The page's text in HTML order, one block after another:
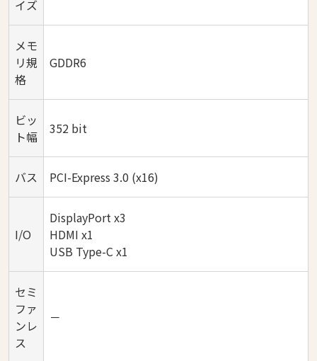
イズ
メモ
リ規
格
GDDR6
ビッ
ト幅
352 bit
バス PCI-Express 3.0 (x16)
I/O
DisplayPort x3
HDMI x1
USB Type-C x1
セミ
ファ
ンレ
ス
－